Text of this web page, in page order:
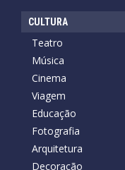
CULTURA
Teatro
Música
Cinema
Viagem
Educação
Fotografia
Arquitetura
Decoração